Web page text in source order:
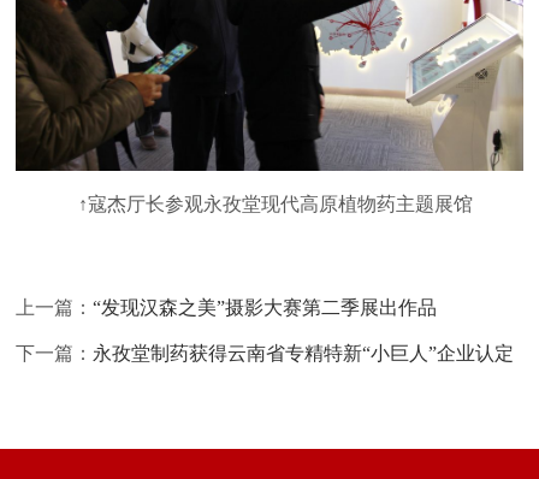
↑寇杰厅长参观永孜堂现代高原植物药主题展馆
上一篇：“发现汉森之美”摄影大赛第二季展出作品
下一篇： 永孜堂制药获得云南省专精特新“小巨人”企业认定